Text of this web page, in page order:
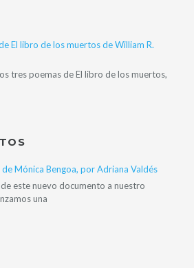
El libro de los muertos de William R.
tres poemas de El libro de los muertos,
de Mónica Bengoa, por Adriana Valdés
este nuevo documento a nuestro
una